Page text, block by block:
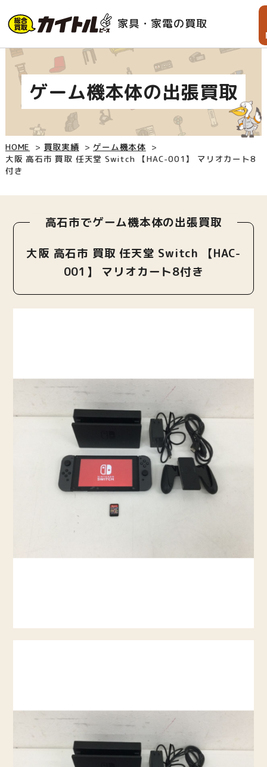
家具・家電の買取
ゲーム機本体の出張買取
HOME 買取実績
ゲーム機本体
大阪 高石市 買取 任天堂 Switch 【HAC-001】 マリオカート8
付き
高石市でゲーム機本体の出張買取
大阪 高石市 買取 任天堂 Switch 【HAC-
001】 マリオカート8付き